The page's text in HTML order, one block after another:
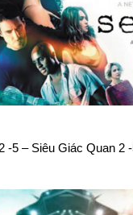
-5 – Siêu Giác Quan 2